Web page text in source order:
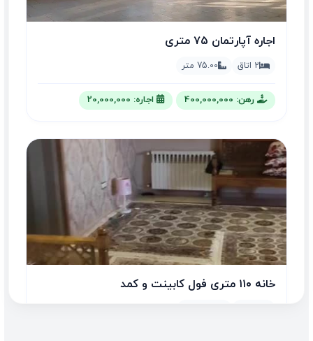
اجاره آپارتمان ۷۵ متری
2 اتاق 75.00 متر
رهن: 400,000,000 اجاره: 20,000,000
خانه ۱۱۰ متری فول کابینت و کمد